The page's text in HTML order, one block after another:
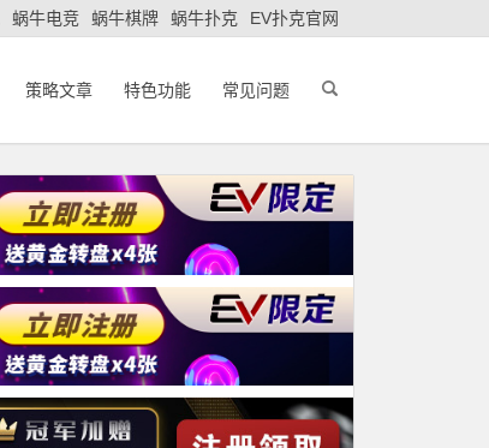
蜗牛电竞 蜗牛棋牌 蜗牛扑克 EV扑克官网
策略文章 特色功能 常见问题